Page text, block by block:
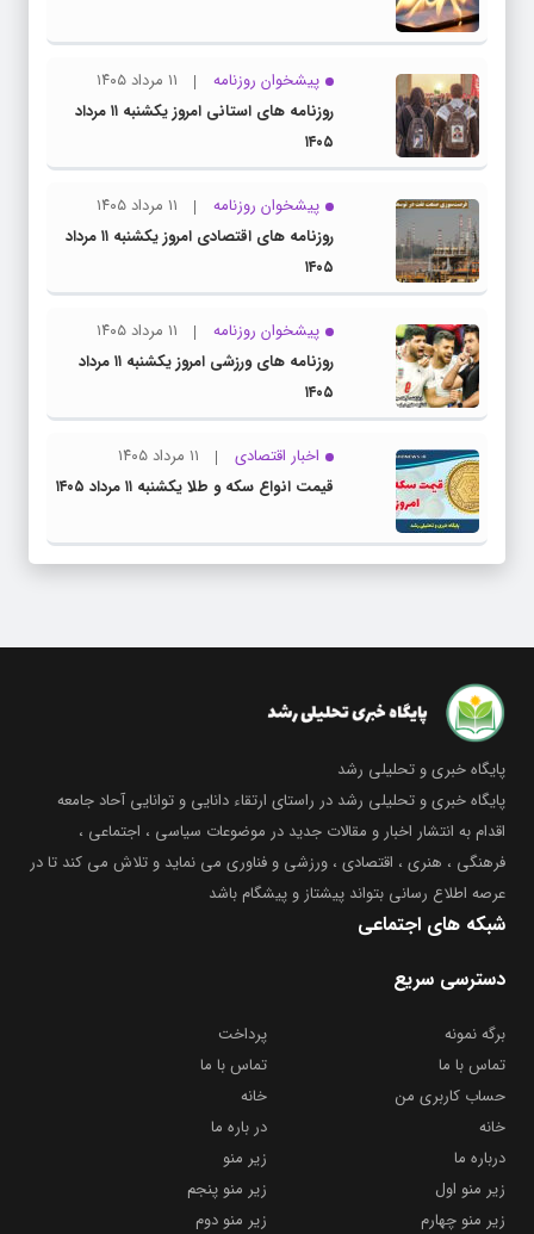
پیشخوان روزنامه
۱۱ مرداد ۱۴۰۵
روزنامه های استانی امروز یکشنبه ۱۱ مرداد
۱۴۰۵
پیشخوان روزنامه
۱۱ مرداد ۱۴۰۵
روزنامه های اقتصادی امروز یکشنبه ۱۱ مرداد
۱۴۰۵
پیشخوان روزنامه
۱۱ مرداد ۱۴۰۵
روزنامه های ورزشی امروز یکشنبه ۱۱ مرداد
۱۴۰۵
اخبار اقتصادی
۱۱ مرداد ۱۴۰۵
قیمت انواع سکه و طلا یکشنبه ۱۱ مرداد ۱۴۰۵
پایگاه خبری و تحلیلی رشد
پایگاه خبری و تحلیلی رشد در راستای ارتقاء دانایی و توانایی آحاد جامعه
اقدام به انتشار اخبار و مقالات جدید در موضوعات سیاسی ، اجتماعی ،
فرهنگی ، هنری ، اقتصادی ، ورزشی و فناوری می نماید و تلاش می کند تا در
عرصه اطلاع رسانی بتواند پیشتاز و پیشگام باشد
شبکه های اجتماعی
دسترسی سریع
برگه نمونه
پرداخت
تماس با ما
تماس با ما
حساب کاربری من
خانه
خانه
در باره ما
درباره ما
زیر منو
زیر منو اول
زیر منو پنجم
زیر منو چهارم
زیر منو دوم